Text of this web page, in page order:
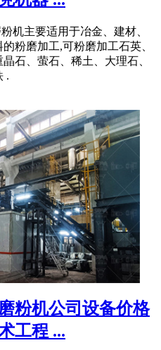
机主要适用于冶金、建材、
粉磨加工,可粉磨加工石英、
石、萤石、稀土、大理石、
.
粉机公司设备价格
工程 ...